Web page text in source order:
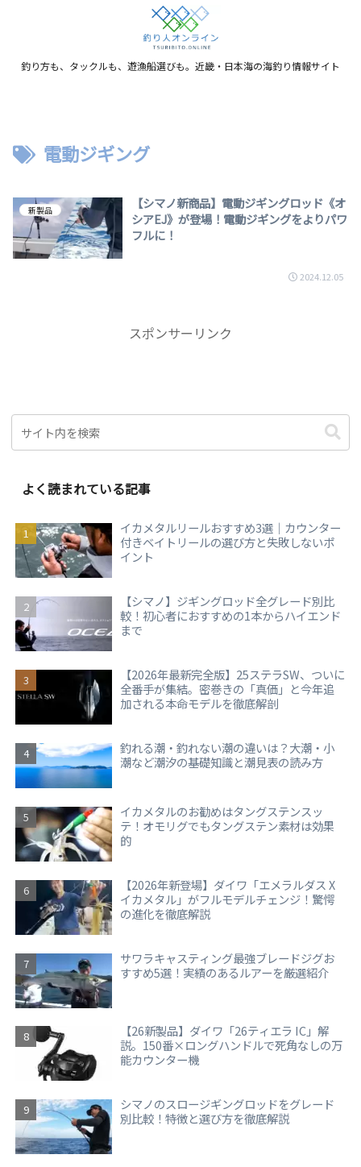
釣り方も、タックルも、遊漁船選びも。近畿・日本海の海釣り情報サイト
電動ジギング
新製品
【シマノ新商品】電動ジギングロッド《オ
シアEJ》が登場！電動ジギングをよりパワ
フルに！
2024.12.05
スポンサーリンク
よく読まれている記事
イカメタルリールおすすめ3選｜カウンター
付きベイトリールの選び方と失敗しないポ
イント
【シマノ】ジギングロッド全グレード別比
較！初心者におすすめの1本からハイエンド
まで
【2026年最新完全版】25ステラSW、ついに
全番手が集結。密巻きの「真価」と今年追
加される本命モデルを徹底解剖
釣れる潮・釣れない潮の違いは？大潮・小
潮など潮汐の基礎知識と潮見表の読み方
イカメタルのお勧めはタングステンスッ
テ！オモリグでもタングステン素材は効果
的
【2026年新登場】ダイワ「エメラルダス X
イカメタル」がフルモデルチェンジ！驚愕
の進化を徹底解説
サワラキャスティング最強ブレードジグお
すすめ5選！実績のあるルアーを厳選紹介
【26新製品】ダイワ「26ティエラ IC」解
説。150番×ロングハンドルで死角なしの万
能カウンター機
シマノのスロージギングロッドをグレード
別比較！特徴と選び方を徹底解説